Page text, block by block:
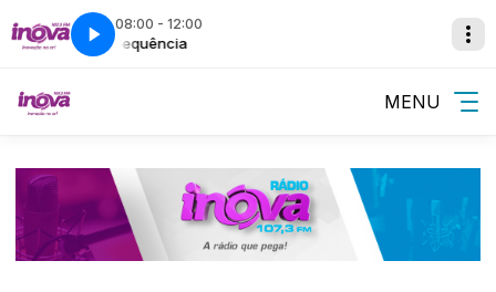
08:00 - 12:00
Super Sequência
MENU